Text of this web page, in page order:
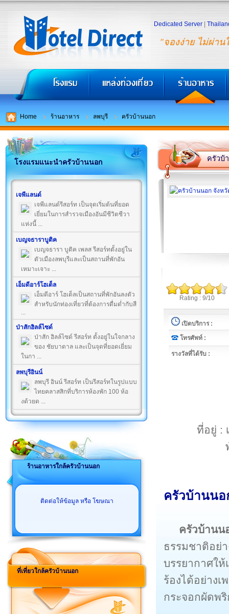
"จองง่าย ไม่ผ่าน
Dedicated Server
Home ร้านอาหาร ลพบุรี ครัวบ้านนอก
โรงแรมแนะนำครัวบ้านนอก
เจพีแลนด์
เจพีแลนด์รีสอร์ท เป็นจุดเริ่มต้นที่ยอด
เยี่ยมในการสำรวจเมืองอันมีชีวิตชีวา
แห่งนี้ ...
เบญจธาราบูติค
เบญจธารา บูติค เพลส รีสอร์ทตั้งอยู่ใน
ตัวเมืองลพบุรีและเป็นสถานที่พักอัน
เหมาะเจาะ ...
เอ็มดีอาร์โฮเต็ล
เอ็มดีอาร์ โฮเต็ลเป็นสถานที่พักอันลงตัว
สำหรับนักท่องเที่ยวที่ต้องการดื่มด่ำกับสี
...
ป่าสักฮิลล์ไซด์
ป่าสัก ฮิลล์ไซด์ รีสอร์ท ตั้งอยู่ในใจกลาง
ของ ชัยบาดาล และเป็นจุดที่ยอดเยี่ยม
ในกา ...
ลพบุรีอินน์
ลพบุรี อินน์ รีสอร์ท เป็นรีสอร์ทในรูปแบบ
ไทยคลาสสิกที่บริการห้องพัก 100 ห้อ
งด้วยด ...
ร้านอาหารใกล้ครัวบ้านนอก
ติดต่อให้ข้อมูล หรือ โฆษณา
ที่เที่ยวใกล้ครัวบ้านนอก
ครัวบ้
Rating : 9/10
เปิดบริการ :
โทรศัพท์ :
รางวัลที่ได้รับ :
ที่อยู่ :
ครัวบ้านน
ครัวบ้านน
ธรรมชาติอย่
บรรยากาศใ
ร้องได้อย่าง
กระจอกผัดพ